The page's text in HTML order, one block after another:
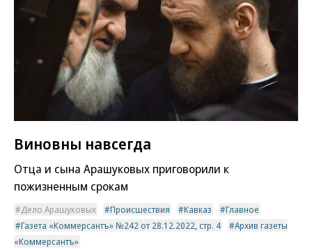
Виновны навсегда
Отца и сына Арашуковых приговорили к
пожизненным срокам
Дело Арашуковых Происшествия Кавказ
Главное
Газета «Коммерсантъ» №242 от 28.12.2022, стр. 4
Архив газеты
«Коммерсантъ»